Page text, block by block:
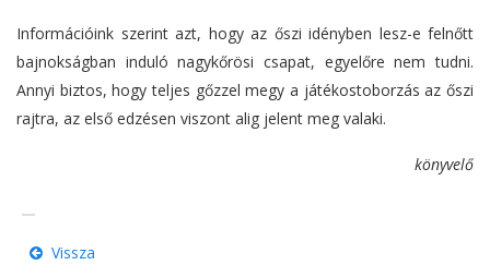
Információink szerint azt, hogy az őszi idényben lesz-e felnőtt
bajnokságban induló nagykőrösi csapat, egyelőre nem tudni.
Annyi biztos, hogy teljes gőzzel megy a játékostoborzás az őszi
rajtra, az első edzésen viszont alig jelent meg valaki.
könyvelő
Vissza